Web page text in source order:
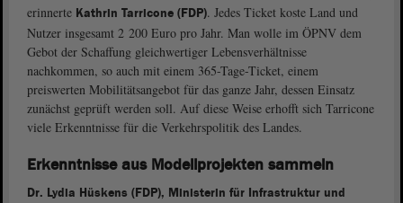
erinnerte Kathrin Tarricone (FDP). Jedes Ticket koste Land und
Nutzer insgesamt 2 200 Euro pro Jahr. Man wolle im ÖPNV dem
Gebot der Schaffung gleichwertiger Lebensverhältnisse
nachkommen, so auch mit einem 365-Tage-Ticket, einem
preiswerten Mobilitätsangebot für das ganze Jahr, dessen Einsatz
zunächst geprüft werden soll. Auf diese Weise erhofft sich Tarricone
viele Erkenntnisse für die Verkehrspolitik des Landes.
Erkenntnisse aus Modellprojekten sammeln
Dr. Lydia Hüskens (FDP), Ministerin für Infrastruktur und